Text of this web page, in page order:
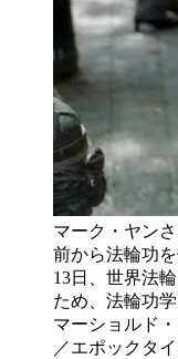
マーク・ヤン
前から法輪功
13日、世界法
ため、法輪功
マーショルド
／エポックタイ